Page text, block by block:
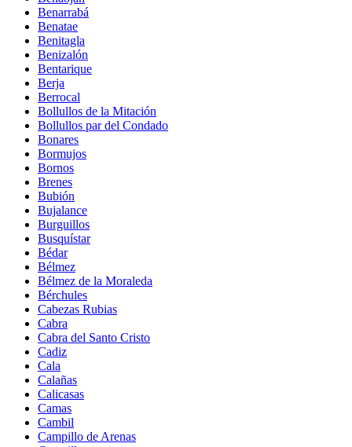
Benarrabá
Benatae
Benitagla
Benizalón
Bentarique
Berja
Berrocal
Bollullos de la Mitación
Bollullos par del Condado
Bonares
Bormujos
Bornos
Brenes
Bubión
Bujalance
Burguillos
Busquístar
Bédar
Bélmez
Bélmez de la Moraleda
Bérchules
Cabezas Rubias
Cabra
Cabra del Santo Cristo
Cadiz
Cala
Calañas
Calicasas
Camas
Cambil
Campillo de Arenas